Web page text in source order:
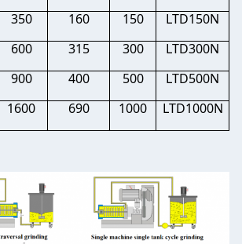
LTD150N
150
160
350
LTD300N
300
315
600
LTD500N
500
400
900
LTD1000N
1000
690
1600